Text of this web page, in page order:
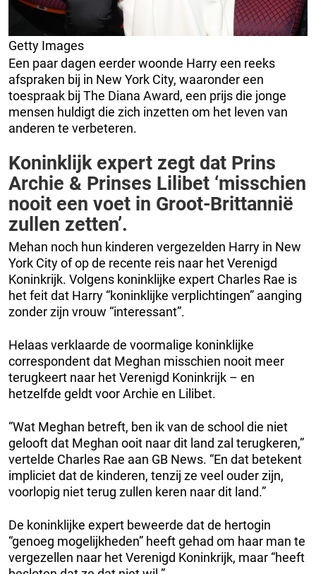
Getty Images
Een paar dagen eerder woonde Harry een reeks
afspraken bij in New York City, waaronder een
toespraak bij The Diana Award, een prijs die jonge
mensen huldigt die zich inzetten om het leven van
anderen te verbeteren.
Koninklijk expert zegt dat Prins
Archie & Prinses Lilibet ‘misschien
nooit een voet in Groot-Brittannië
zullen zetten’.
Mehan noch hun kinderen vergezelden Harry in New
York City of op de recente reis naar het Verenigd
Koninkrijk. Volgens koninklijke expert Charles Rae is
het feit dat Harry “koninklijke verplichtingen” aanging
zonder zijn vrouw “interessant”.
Helaas verklaarde de voormalige koninklijke
correspondent dat Meghan misschien nooit meer
terugkeert naar het Verenigd Koninkrijk – en
hetzelfde geldt voor Archie en Lilibet.
“Wat Meghan betreft, ben ik van de school die niet
gelooft dat Meghan ooit naar dit land zal terugkeren,”
vertelde Charles Rae aan GB News. “En dat betekent
impliciet dat de kinderen, tenzij ze veel ouder zijn,
voorlopig niet terug zullen keren naar dit land.”
De koninklijke expert beweerde dat de hertogin
“genoeg mogelijkheden” heeft gehad om haar man te
vergezellen naar het Verenigd Koninkrijk, maar “heeft